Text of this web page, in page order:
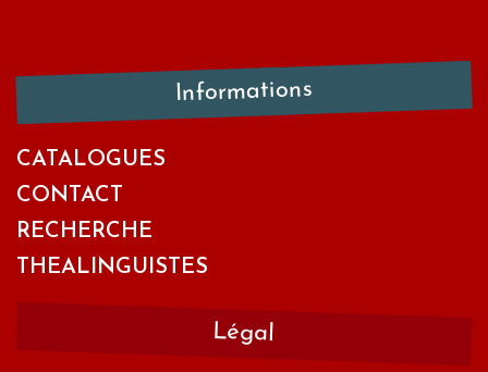
Informations
CATALOGUES
CONTACT
RECHERCHE
THEALINGUISTES
Légal